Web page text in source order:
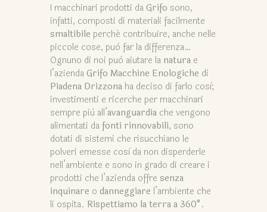
I macchinari prodotti da Grifo sono,
infatti, composti di materiali facilmente
smaltibile perché contribuire, anche nelle
piccole cose, può far la differenza…
Ognuno di noi può aiutare la natura e
l’azienda Grifo Macchine Enologiche di
Piadena Drizzona ha deciso di farlo così;
investimenti e ricerche per macchinari
sempre più all’avanguardia che vengono
alimentati dafonti rinnovabili, sono
dotati di sistemi che risucchiano le
polveri emesse così da non disperderle
nell’ambiente e sono in grado di creare i
prodotti che l’azienda offre senza
inquinare o danneggiare l’ambiente che
li ospita. Rispettiamo la terra a 360°.